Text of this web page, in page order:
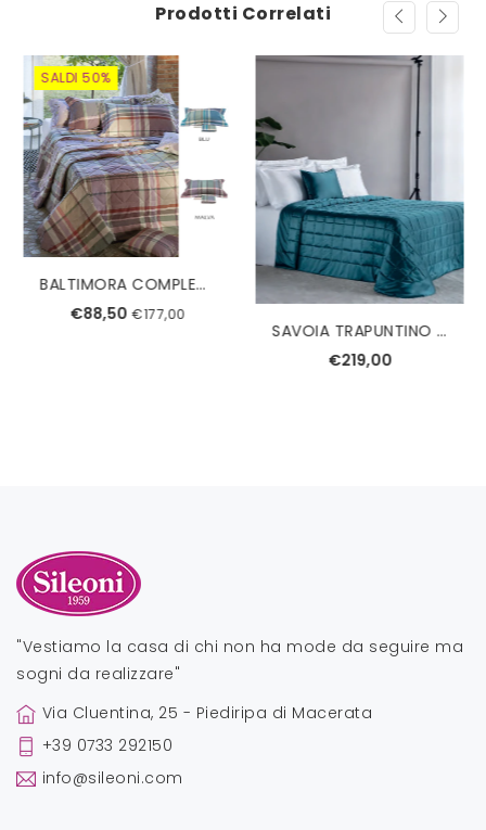
Prodotti Correlati
SALDI 50%
BALTIMORA COMPLETO COPRIPIUMINO SINGOLO TESSITURA RANDI
€88,50 €177,00
SAVOIA TRAPUNTINO MATRIMONIALE REEVER
€219,00
"Vestiamo la casa di chi non ha mode da seguire ma
sogni da realizzare"
Via Cluentina, 25 - Piediripa di Macerata
+39 0733 292150
info@sileoni.com